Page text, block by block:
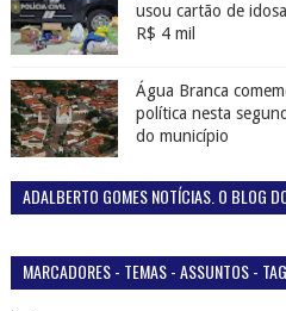
usou cartão de
R$ 4 mil
Água Branca
política nesta
do município
ADALBERTO GOMES NOTÍCIAS. O BLOG
MARCADORES - TEMAS - ASSUNTOS -